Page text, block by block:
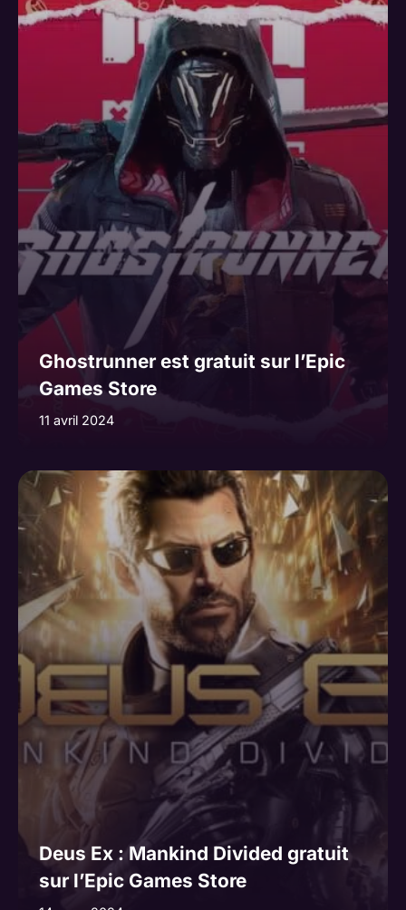
Ghostrunner est gratuit sur l’Epic
Games Store
11 avril 2024
Deus Ex : Mankind Divided gratuit
sur l’Epic Games Store